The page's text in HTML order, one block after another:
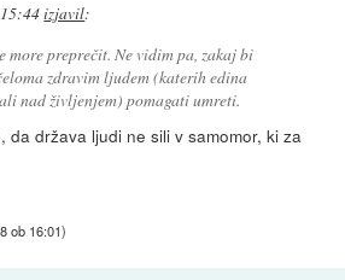
izjavil:
more preprečit. Ne vidim pa, zakaj bi
zdravim ljudem (katerih edina
nad življenjem) pomagati umreti.
da država ljudi ne sili v samomor, ki za
ob 16:01)